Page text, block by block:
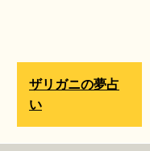
ザリガニの夢占
い